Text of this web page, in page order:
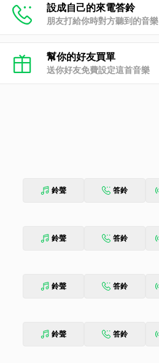
設成自己的來電答鈴
朋友打給你時對方聽到的音樂
幫你的好友買單
送你好友免費設定這首音樂
鈴聲 答鈴
鈴聲 答鈴
鈴聲 答鈴
鈴聲 答鈴